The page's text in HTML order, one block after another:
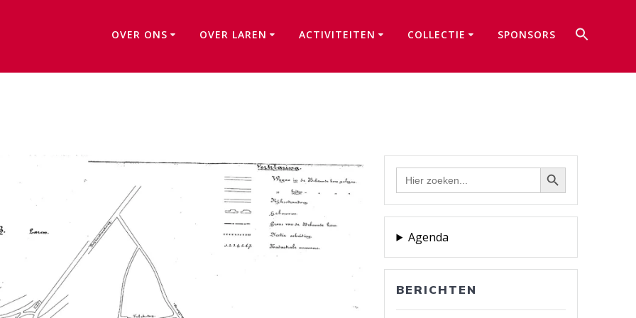
OVER ONS OVER LAREN ACTIVITEITEN COLLECTIE SPONSORS
Zoek
naar:
Zoekknop
Agenda
BERICHTEN